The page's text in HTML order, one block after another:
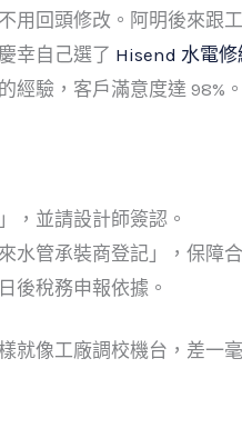
用回頭修改。阿明後來跟
幸自己選了 Hisend 水電修
經驗，客戶滿意度達 98%。
，並請設計師簽認。
水管承裝商登記」，保障
後稅務申報依據。
就像工廠調校機台，差一